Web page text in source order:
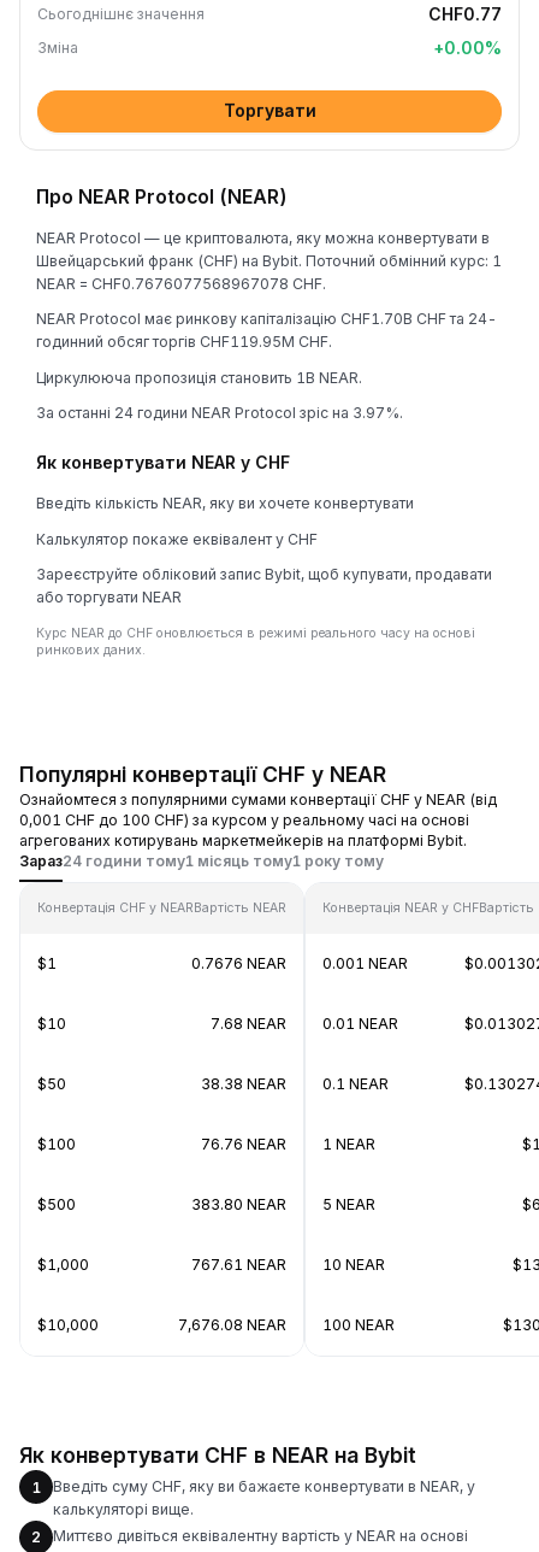
Сьогоднішнє значення CHF0.77
Зміна +0.00%
Торгувати
Про NEAR Protocol (NEAR)
NEAR Protocol — це криптовалюта, яку можна конвертувати в
Швейцарський франк (CHF) на Bybit. Поточний обмінний курс: 1
NEAR = CHF0.7676077568967078 CHF.
NEAR Protocol має ринкову капіталізацію CHF1.70B CHF та 24-
годинний обсяг торгів CHF119.95M CHF.
Циркулююча пропозиція становить 1B NEAR.
За останні 24 години NEAR Protocol зріс на 3.97%.
Як конвертувати NEAR у CHF
Введіть кількість NEAR, яку ви хочете конвертувати
Калькулятор покаже еквівалент у CHF
Зареєструйте обліковий запис Bybit, щоб купувати, продавати
або торгувати NEAR
Курс NEAR до CHF оновлюється в режимі реального часу на основі
ринкових даних.
Популярні конвертації CHF у NEAR
Ознайомтеся з популярними сумами конвертації CHF у NEAR (від
0,001 CHF до 100 CHF) за курсом у реальному часі на основі
агрегованих котирувань маркетмейкерів на платформі Bybit.
Зараз24 години тому1 місяць тому1 року тому
Конвертація CHF у NEARВартість NEAR
$1 0.7676 NEAR
$10 7.68 NEAR
$50 38.38 NEAR
$100 76.76 NEAR
$500 383.80 NEAR
$1,000 767.61 NEAR
$10,000 7,676.08 NEAR
Конвертація NEAR у CHFВартість
0.001 NEAR
0.01 NEAR
0.1 NEAR
1 NEAR
5 NEAR
10 NEAR
100 NEAR
Як конвертувати CHF в NEAR на Bybit
1
Введіть суму CHF, яку ви бажаєте конвертувати в NEAR, у
калькуляторі вище.
2
Миттєво дивіться еквівалентну вартість у NEAR на основі